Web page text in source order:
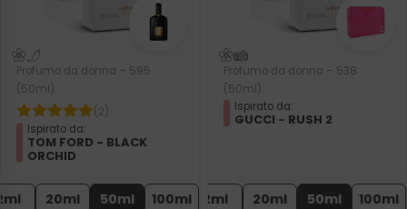
Profumo da donna – 595
(50ml)
(2)
Ispirato da:
TOM FORD - BLACK
ORCHID
20ml 50ml 100ml
Profumo da donna – 538
(50ml)
Ispirato da:
GUCCI - RUSH 2
2ml 20ml 50ml 100ml